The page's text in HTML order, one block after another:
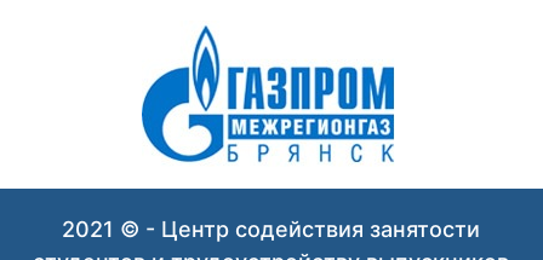
2021 © - Центр содействия занятости